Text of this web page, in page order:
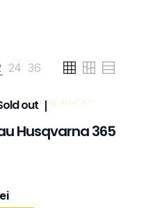
24 36
out
Husqvarna 365
Prețul